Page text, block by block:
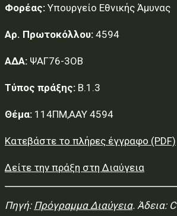
Φορέας: Υπουργείο Εθνικής Άμυνας
Αρ. Πρωτοκόλλου: 4594
ΑΔΑ: ΨΑΓ76-3ΟΒ
Τύπος πράξης: Β.1.3
Θέμα: 114ΠΜ,ΑΑΥ 4594
Κατεβάστε το πλήρες έγγραφο (PDF)
Δείτε την πράξη στη Διαύγεια
Πηγή: Πρόγραμμα Διαύγεια. Άδεια: